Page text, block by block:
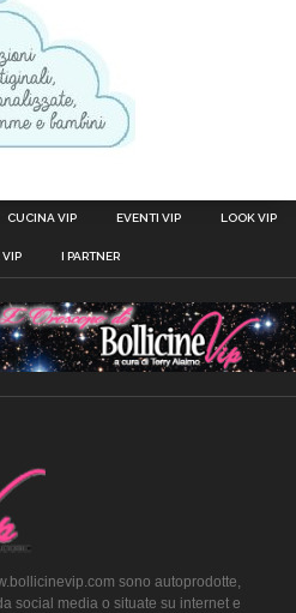
CUCINA VIP EVENTI VIP LOOK VIP
VIP I PARTNER
sono autoprodotte,
social media o situate su internet e